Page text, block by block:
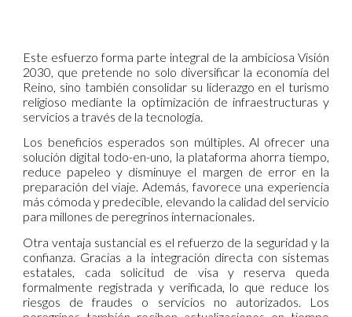
Este esfuerzo forma parte integral de la ambiciosa Visión
2030, que pretende no solo diversificar la economía del
Reino, sino también consolidar su liderazgo en el turismo
religioso mediante la optimización de infraestructuras y
servicios a través de la tecnología.
Los beneficios esperados son múltiples. Al ofrecer una
solución digital todo-en-uno, la plataforma ahorra tiempo,
reduce papeleo y disminuye el margen de error en la
preparación del viaje. Además, favorece una experiencia
más cómoda y predecible, elevando la calidad del servicio
para millones de peregrinos internacionales.
Otra ventaja sustancial es el refuerzo de la seguridad y la
confianza. Gracias a la integración directa con sistemas
estatales, cada solicitud de visa y reserva queda
formalmente registrada y verificada, lo que reduce los
riesgos de fraudes o servicios no autorizados. Los